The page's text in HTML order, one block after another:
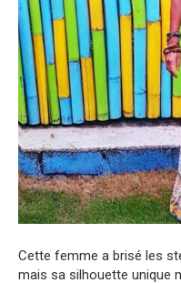
Cette femme a brisé les
mais sa silhouette unique